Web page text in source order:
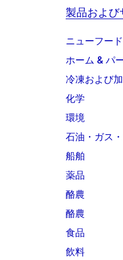
製品および
ニューフード
ホーム & パ
冷凍および
化学
環境
石油・ガス
船舶
薬品
酪農
酪農
食品
飲料